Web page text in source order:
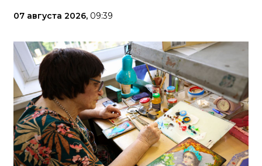
07 августа 2026, 09:39